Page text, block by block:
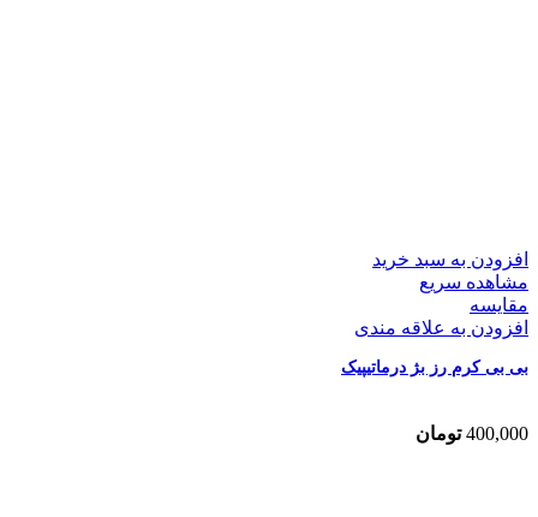
افزودن به سبد خرید
مشاهده سریع
مقایسه
افزودن به علاقه مندی
بی بی کرم رز بژ درماتیپیک
400,000 تومان